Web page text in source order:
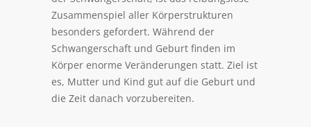
Zusammenspiel aller Körperstrukturen
besonders gefordert. Während der
Schwangerschaft und Geburt finden im
Körper enorme Veränderungen statt. Ziel ist
es, Mutter und Kind gut auf die Geburt und
die Zeit danach vorzubereiten.